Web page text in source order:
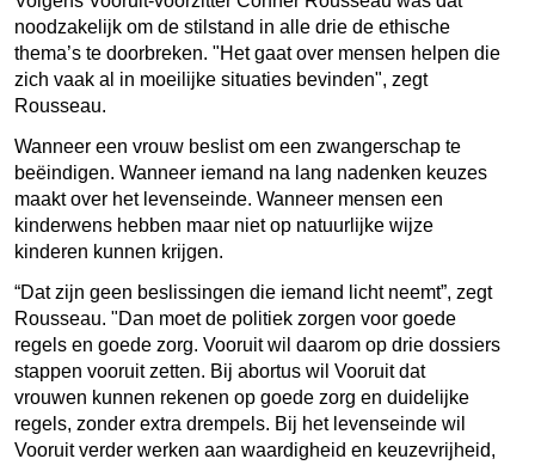
noodzakelijk om de stilstand in alle drie de ethische
thema’s te doorbreken. "Het gaat over mensen helpen die
zich vaak al in moeilijke situaties bevinden", zegt
Rousseau.
Wanneer een vrouw beslist om een zwangerschap te
beëindigen. Wanneer iemand na lang nadenken keuzes
maakt over het levenseinde. Wanneer mensen een
kinderwens hebben maar niet op natuurlijke wijze
kinderen kunnen krijgen.
“Dat zijn geen beslissingen die iemand licht neemt”, zegt
Rousseau. "Dan moet de politiek zorgen voor goede
regels en goede zorg. Vooruit wil daarom op drie dossiers
stappen vooruit zetten. Bij abortus wil Vooruit dat
vrouwen kunnen rekenen op goede zorg en duidelijke
regels, zonder extra drempels. Bij het levenseinde wil
Vooruit verder werken aan waardigheid en keuzevrijheid,